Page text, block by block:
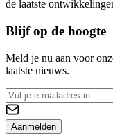
de laatste
Blijf op de hoogte
Meld je nu aan voor
laatste nieuws.
Aanmelden